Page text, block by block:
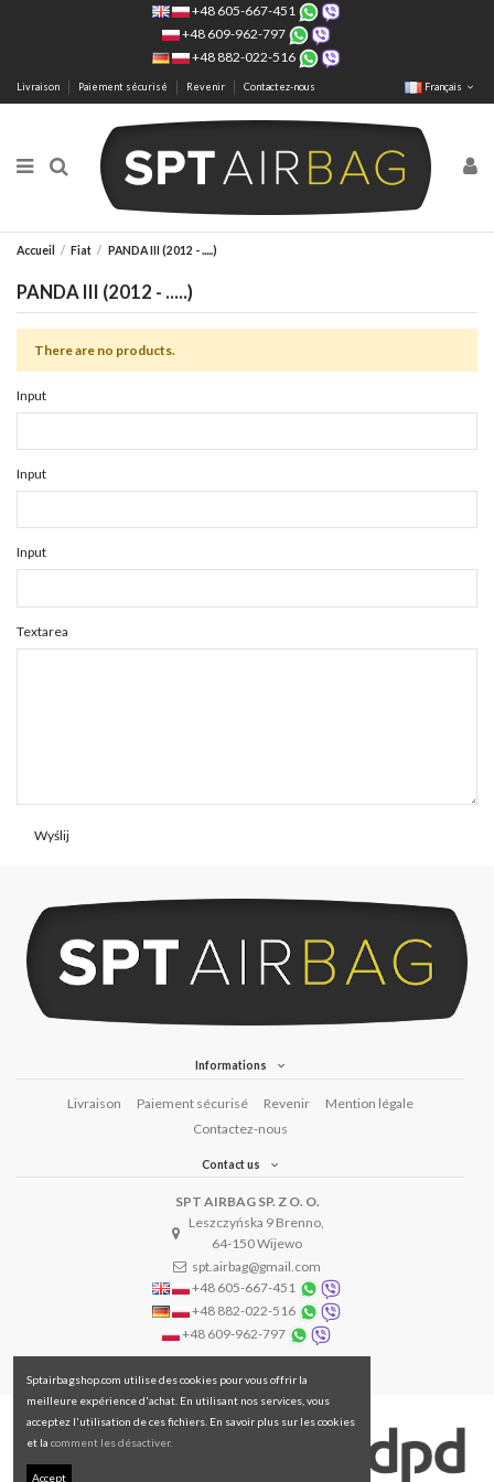
+48 605-667-451
+48 609-962-797
+48 882-022-516
Livraison Paiement sécurisé Revenir Contactez-nous Français
Accueil Fiat PANDA III (2012 - .....)
PANDA III (2012 - .....)
There are no products.
Input
Input
Input
Textarea
Wyślij
Informations
Livraison Paiement sécurisé Revenir
Mention légale
Contactez-nous
Contact us
SPT AIRBAG SP. Z O. O.
Leszczyńska 9 Brenno,
64-150 Wijewo
spt.airbag@gmail.com
+48 605-667-451
+48 882-022-516
+48 609-962-797
Sptairbagshop.com utilise des cookies pour vous offrir la
meilleure expérience d'achat. En utilisant nos services, vous
acceptez l'utilisation de ces fichiers. En savoir plus sur les cookies
et la comment les désactiver.
Accept